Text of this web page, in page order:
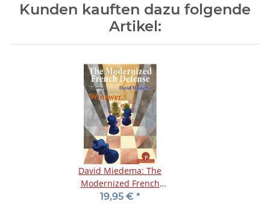
Kunden kauften dazu folgende
Artikel:
David Miedema: The
Modernized French
Defense - Vol. 1
19,95 € *